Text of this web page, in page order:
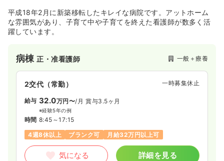
平成18年2月に新築移転したキレイな病院です。アットホーム
な雰囲気があり、子育て中や子育てを終えた看護師が数多く活
躍しています。
病棟正・准看護師 一般＋療養
2交代（常勤） 一時募集休止
給与 32.0万円〜/月 賞与3.5ヶ月
※経験5年の例
時間 8:45～17:15
4週8休以上
ブランク可 月給32万円以上可
気になる 詳細を見る